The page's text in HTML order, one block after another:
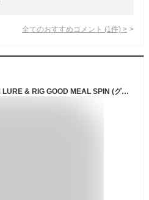
全てのおすすめコメント (1 件) >
【JACKALL】ジャッカル ITEM LURE & RIG GOOD MEAL SPIN (グッドミールスピン) 場所も魚種も問わない 釣り フィッシング ハード ルアー テールスピン 5g・7g【正規品】